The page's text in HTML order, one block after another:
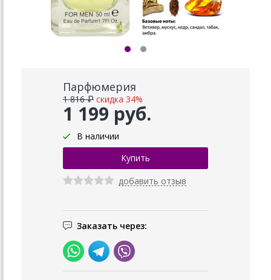
Парфюмерия
1 199 руб.
1 816 ₽ скидка 34%
В наличии
добавить отзыв
Заказать через: